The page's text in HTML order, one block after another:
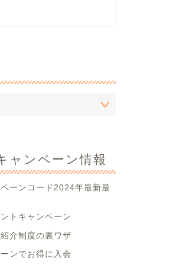
ャンペーン情報
ーンコード2024年最新最
トキャンペーン
介制度の裏ワザ
ンでお得に入会